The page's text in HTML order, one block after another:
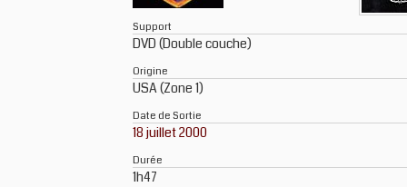
Support
DVD (Double couche)
Origine
USA (Zone 1)
Date de Sortie
18 juillet 2000
Durée
1h47